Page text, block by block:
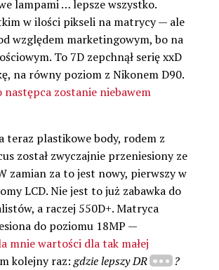
lampami … lepsze wszystko.
w ilości pikseli na matrycy — ale
względem marketingowym, bo na
To 7D zepchnął serię xxD
na równy poziom z Nikonem D90.
zostanie niebawem
teraz plastikowe body, rodem z
został zwyczajnie przeniesiony ze
zamian za to jest nowy, pierwszy w
LCD. Nie jest to już zabawka do
a raczej 550D+. Matryca
do poziomu 18MP —
mnie wartości dla tak małej
kolejny raz:gdzie lepszy DR
?